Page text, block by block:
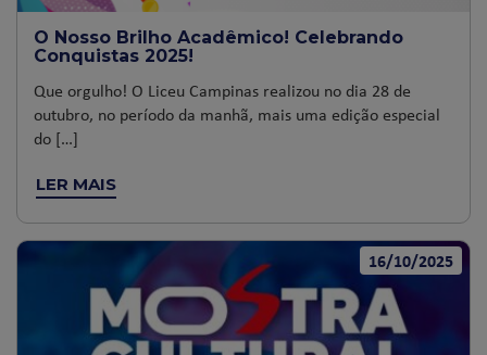
O Nosso Brilho Acadêmico! Celebrando
Conquistas 2025!
Que orgulho! O Liceu Campinas realizou no dia 28 de
outubro, no período da manhã, mais uma edição especial
do […]
LER MAIS
16/10/2025